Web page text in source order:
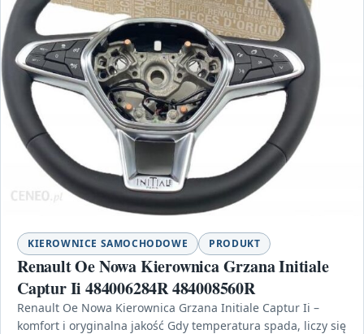
KIEROWNICE SAMOCHODOWE PRODUKT
Renault Oe Nowa Kierownica Grzana Initiale
Captur Ii 484006284R 484008560R
Renault Oe Nowa Kierownica Grzana Initiale Captur Ii –
komfort i oryginalna jakość Gdy temperatura spada, liczy się